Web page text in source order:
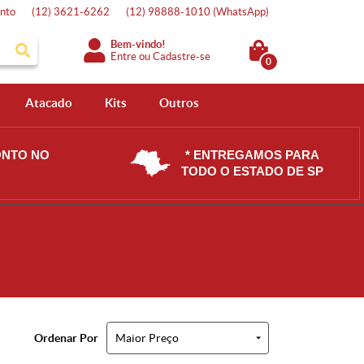
(12) 3621-6262 (12) 98888-1010 (WhatsApp)
Bem-vindo!
Entre ouCadastre-se 0
Atacado Kits Outros
NO
* ENTREGAMOS PARA
TODO O ESTADO DE SP
Ordenar Por Maior Preço